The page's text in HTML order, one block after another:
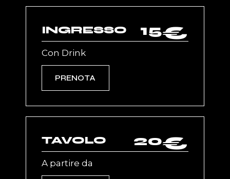
INGRESSO 15€
Con Drink
PRENOTA
TAVOLO 20€
A partire da